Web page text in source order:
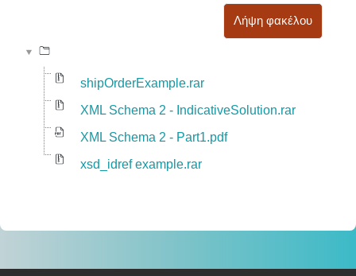
Λήψη φακέλου
shipOrderExample.rar
XML Schema 2 - IndicativeSolution.rar
XML Schema 2 - Part1.pdf
xsd_idref example.rar